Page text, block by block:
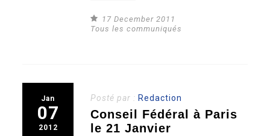
17 December 2011
Tous les communiqués
Jan
07
2012
Posté par : Redaction
Conseil Fédéral à Paris
le 21 Janvier